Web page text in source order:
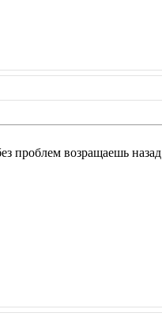
проблем возращаешь назад